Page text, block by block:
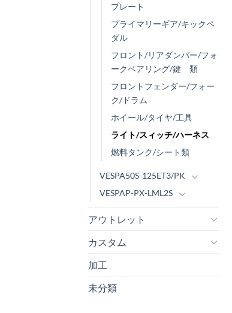
プレート
プライマリーギア/キックペ
ダル
フロント/リアダンパー/フォ
ークベアリング/鍵 類
フロントフェンダー/フォー
ク/ドラム
ホイール/タイヤ/工具
ライト/スィッチ/ハーネス
燃料タンク/シート類
VESPA50S-125ET3/PK
VESPAP-PX-LML2S
アウトレット
カスタム
加工
未分類